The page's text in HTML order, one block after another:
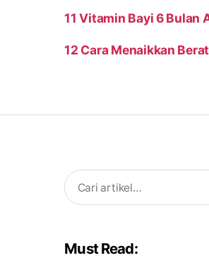
11 Vitamin Bayi 6 Bulan
12 Cara Menaikkan
Search
for:
Must Read: